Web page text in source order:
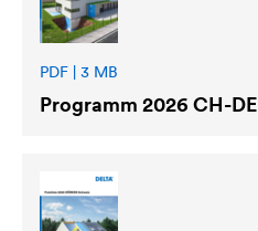
PDF | 3 MB
Programm 2026 CH-DE